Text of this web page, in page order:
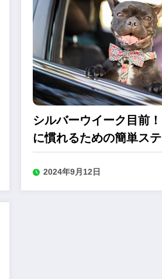
シルバーウイーク目前
に慣れるための簡単ス
2024年9月12日